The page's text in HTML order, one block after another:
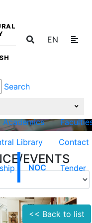
EN
Search
Academics
Library Contact
EVENTS
NOC
Tender
<< Back to list